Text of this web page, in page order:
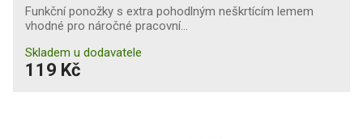
Funkční ponožky s extra pohodlným neškrtícím lemem
vhodné pro náročné pracovní…
Skladem u dodavatele
119 Kč